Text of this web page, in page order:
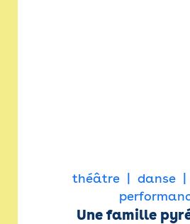
théâtre danse
Une famille